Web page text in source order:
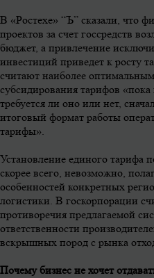
В «Ростехе» “Ъ” сказали, что
проектов за счет госсредств
бюджет, а привлечение
инвестиций приведет к росту
считают наиболее
субсидирования тарифов
требуется ли оно или нет,
итоговый формат работы
тарифы».
Установление единого тарифа
скорее всего, невозможно,
особенностей конкретных
логистики. В госкорпорации
противоречия предлагаемой
ответственности
вскрышных пород с рынка
Почему бизнес не хочет